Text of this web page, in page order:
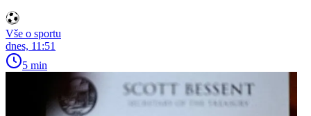
Vše o sportu
dnes, 11:51
5 min